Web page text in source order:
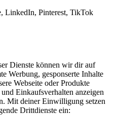
LinkedIn, Pinterest, TikTok
Dienste können wir dir auf
Werbung, gesponserte Inhalte
Webseite oder Produkte
Einkaufsverhalten anzeigen
Mit deiner Einwilligung setzen
Drittdienste ein: